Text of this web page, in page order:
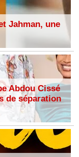
Jahman, une
Abdou Cissé
de séparation